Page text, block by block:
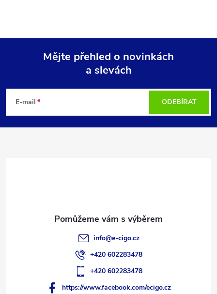
p
Mějte přehled o novinkách
a slevách
E-mail ODEBÍRAT
info@e-cigo.cz
+420 602283478
+420 602283478
https://www.facebook.com/ecigo.cz